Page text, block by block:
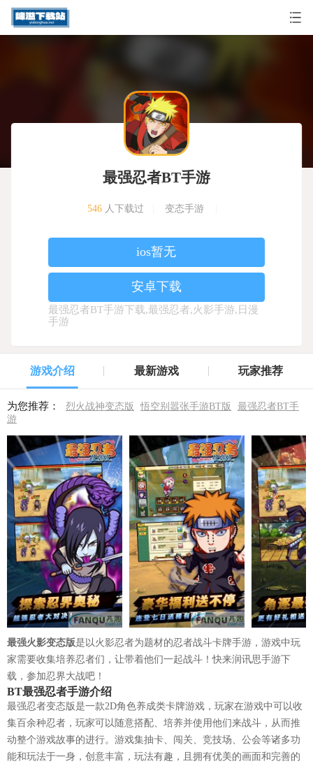
最强忍者BT手游
546 人下载过 变态手游
ios暂无
安卓下载
最强忍者BT手游下载,最强忍者,火影手游,日漫
手游
游戏介绍 最新游戏 玩家推荐
为您推荐： 烈火战神变态版 悟空别嚣张手游BT版
最强忍者BT手
游
最强火影变态版是以火影忍者为题材的忍者战斗卡牌手游，游戏中玩
家需要收集培养忍者们，让带着他们一起战斗！快来润讯思手游下
载，参加忍界大战吧！
BT最强忍者手游介绍
最强忍者变态版是一款2D角色养成类卡牌游戏，玩家在游戏中可以收
集百余种忍者，玩家可以随意搭配、培养并使用他们来战斗，从而推
动整个游戏故事的进行。游戏集抽卡、闯关、竞技场、公会等诸多功
能和玩法于一身，创意丰富，玩法有趣，且拥有优美的画面和完善的